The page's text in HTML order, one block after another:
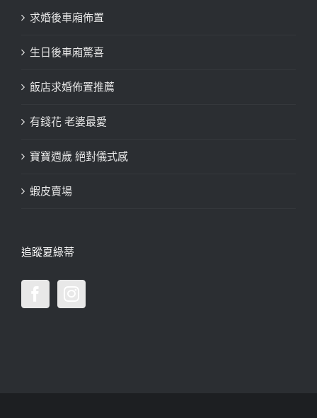
求婚後車廂佈置
生日後車廂驚喜
飯店求婚佈置推薦
有錢花 老婆最愛
寶寶週歲 絕對儀式感
蝦皮賣場
追蹤夏綠蒂